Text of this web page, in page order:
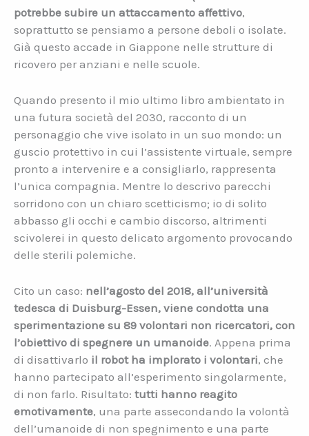
potrebbe subire un attaccamento affettivo,
soprattutto se pensiamo a persone deboli o isolate.
Già questo accade in Giappone nelle strutture di
ricovero per anziani e nelle scuole.
Quando presento il mio ultimo libro ambientato in
una futura società del 2030, racconto di un
personaggio che vive isolato in un suo mondo: un
guscio protettivo in cui l’assistente virtuale, sempre
pronto a intervenire e a consigliarlo, rappresenta
l’unica compagnia. Mentre lo descrivo parecchi
sorridono con un chiaro scetticismo; io di solito
abbasso gli occhi e cambio discorso, altrimenti
scivolerei in questo delicato argomento provocando
delle sterili polemiche.
Cito un caso: nell’agosto del 2018, all’università
tedesca di Duisburg-Essen, viene condotta una
sperimentazione su 89 volontari non ricercatori, con
l’obiettivo di spegnere un umanoide. Appena prima
di disattivarlo il robot ha implorato i volontari, che
hanno partecipato all’esperimento singolarmente,
di non farlo. Risultato: tutti hanno reagito
emotivamente, una parte assecondando la volontà
dell’umanoide di non spegnimento e una parte